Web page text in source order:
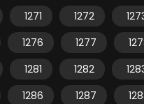
1271 1272
1276 1277
1281 1282
1286 1287